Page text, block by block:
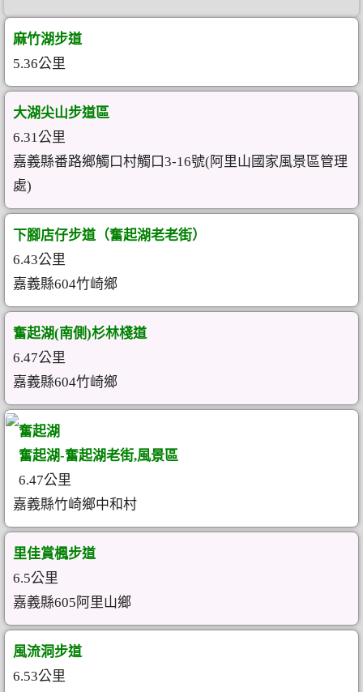
麻竹湖步道
5.36公里
大湖尖山步道區
6.31公里
嘉義縣番路鄉觸口村觸口3-16號(阿里山國家風景區管理
處)
下腳店仔步道（奮起湖老老街）
6.43公里
嘉義縣604竹崎鄉
奮起湖(南側)杉林棧道
6.47公里
嘉義縣604竹崎鄉
奮起湖
奮起湖-奮起湖老街,風景區
6.47公里
嘉義縣竹崎鄉中和村
里佳賞楓步道
6.5公里
嘉義縣605阿里山鄉
風流洞步道
6.53公里